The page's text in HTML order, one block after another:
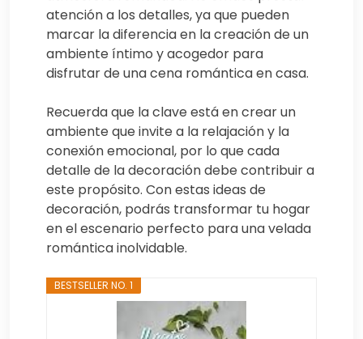
atención a los detalles, ya que pueden
marcar la diferencia en la creación de un
ambiente íntimo y acogedor para
disfrutar de una cena romántica en casa.
Recuerda que la clave está en crear un
ambiente que invite a la relajación y la
conexión emocional, por lo que cada
detalle de la decoración debe contribuir a
este propósito. Con estas ideas de
decoración, podrás transformar tu hogar
en el escenario perfecto para una velada
romántica inolvidable.
BESTSELLER NO. 1